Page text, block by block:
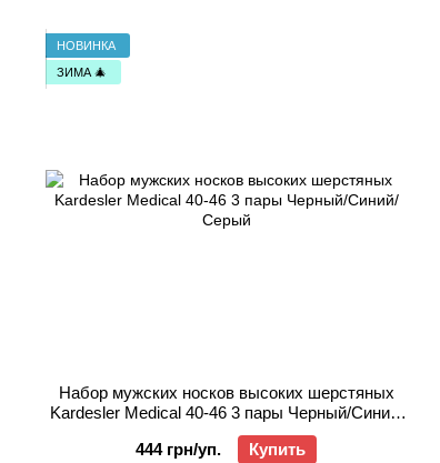
НОВИНКА
ЗИМА 🎄
Набор мужских носков высоких шерстяных
Kardesler Medical 40-46 3 пары Черный/Синий/
Серый
444 грн/уп.
Купить